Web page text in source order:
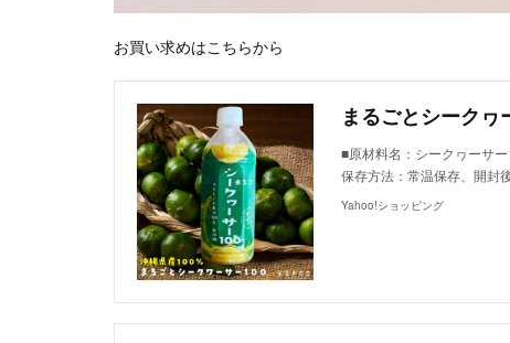
お買い求めはこちらから
■原材料名：シークヮーサ
保存方法：常温保存、開封
Yahoo!ショッピング